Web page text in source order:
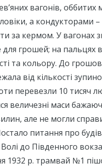
вагонів, оббитих
а кондукторами
за кермом. У вагонах
для грошей; на пальцях
та кольору. До
від кількості
перевезли 10 тисяч
величезні маси
але не могли
питання про
до Південного
1932 р. трамвай №1